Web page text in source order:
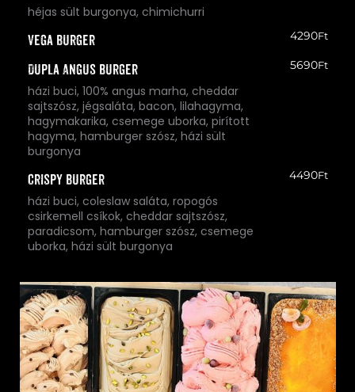
héjas sült burgonya, chimichurri
Vega Burger 4290Ft
Dupla Angus Burger
házi buci, 100% angus marha, cheddar
sajtszósz, jégsaláta, bacon, lilahagyma,
hagymakarika, csemege uborka, pirított
hagyma, hamburger szósz, házi sült
burgonya
5690Ft
Crispy Burger
házi buci, coleslaw saláta, ropogós
csirkemell csíkok, cheddar sajtszósz,
paradicsom, hamburger szósz, csemege
uborka, házi sült burgonya
4490Ft